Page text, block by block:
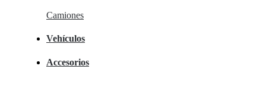
Camiones
Vehículos
Accesorios